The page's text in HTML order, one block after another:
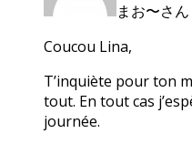
まお〜さん
Coucou Lina,
T’inquiète pour ton
tout. En tout cas
journée.